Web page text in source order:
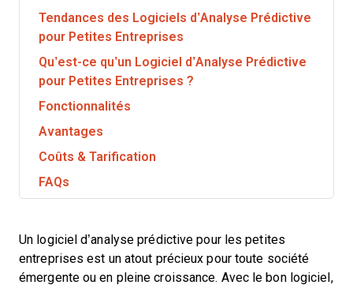
Tendances des Logiciels d’Analyse Prédictive
pour Petites Entreprises
Qu’est-ce qu’un Logiciel d’Analyse Prédictive
pour Petites Entreprises ?
Fonctionnalités
Avantages
Coûts & Tarification
FAQs
Un logiciel d’analyse prédictive pour les petites
entreprises est un atout précieux pour toute société
émergente ou en pleine croissance. Avec le bon logiciel,